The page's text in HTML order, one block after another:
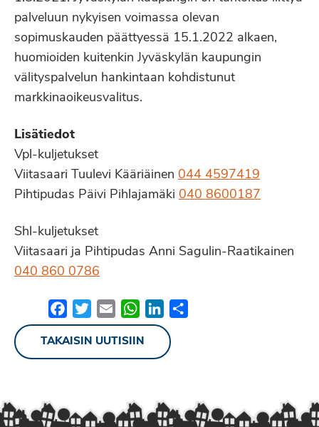
palveluun nykyisen voimassa olevan
sopimuskauden päättyessä 15.1.2022 alkaen,
huomioiden kuitenkin Jyväskylän kaupungin
välityspalvelun hankintaan kohdistunut
markkinaoikeusvalitus.
Lisätiedot
Vpl-kuljetukset
Viitasaari Tuulevi Kääriäinen 044 4597419
Pihtipudas Päivi Pihlajamäki 040 8600187
Shl-kuljetukset
Viitasaari ja Pihtipudas Anni Sagulin-Raatikainen
040 860 0786
FacebookTwitterEmail WhatsApp
LinkedIn
TAKAISIN UUTISIIN